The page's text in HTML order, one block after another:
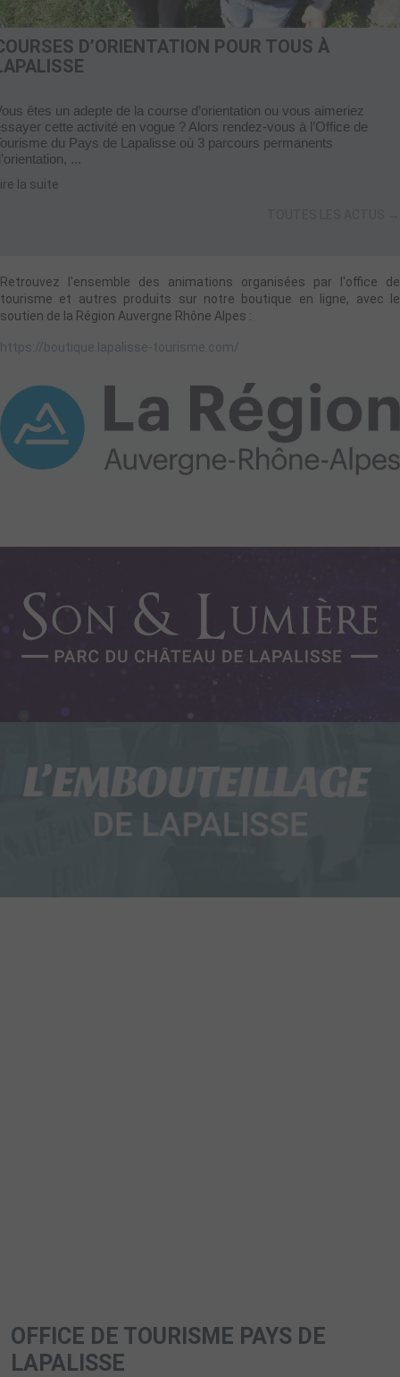
D’ORIENTATION POUR TOUS À
êtes un adepte de la course d’orientation ou vous aimeriez
cette activité en vogue ? Alors rendez-vous à l’Office de
du Pays de Lapalisse où 3 parcours permanents
...
la suite
Retrouvez l'ensemble des animations organisées par l'office de
tourisme et autres produits sur notre boutique en ligne, avec le
soutien de la Région Auvergne Rhône Alpes :
https://boutique.lapalisse-tourisme.com/
OFFICE DE TOURISME PAYS DE
LAPALISSE